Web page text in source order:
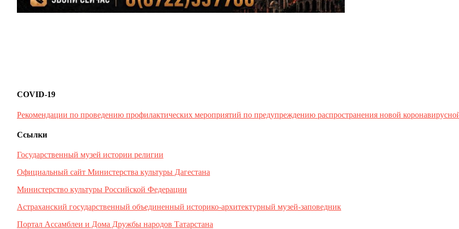
COVID-19
Рекомендации по проведению профилактических мероприятий по предупреждению распространения новой
Ссылки
Государственный музей истории религии
Официальный сайт Министерства культуры Дагестана
Министерство культуры Российской Федерации
Астраханский государственный объединенный историко-архитектурный музей-заповедник
Портал Ассамблеи и Дома Дружбы народов Татарстана